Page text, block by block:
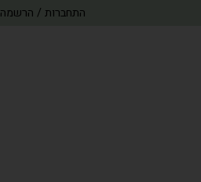
התחברות / הרשמה